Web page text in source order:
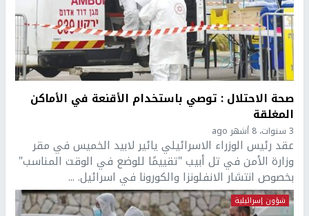
صحة الاحتلال : توصي باستخدام الأقنعة في الأماكن
المغلقة
3 سنوات، 8 أشهر ago
عقد رئيس الوزراء الاسرائيلي يائير لابيد الخميس في مقر
وزارة الأمن في تل أبيب "تقييمًا للوضع في الوقت المناسب"
بخصوص انتشار الانفلونزا والكورونا في اسرائيل. ...
شؤون إسرائيلية